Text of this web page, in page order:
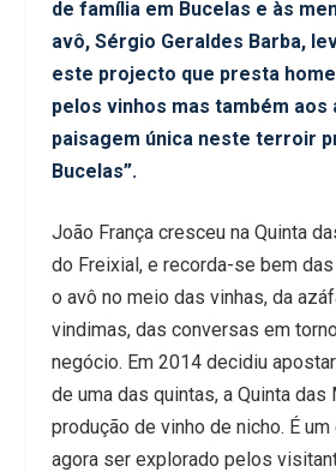
de família em Bucelas e às
avô, Sérgio Geraldes Barba,
este projecto que presta
pelos vinhos mas também aos
paisagem única neste terroir
Bucelas”.
João França cresceu na Quinta
do Freixial, e recorda-se bem
o avô no meio das vinhas, da
vindimas, das conversas em
negócio. Em 2014 decidiu
de uma das quintas, a Quinta das
produção de vinho de nicho. É
agora ser explorado pelos